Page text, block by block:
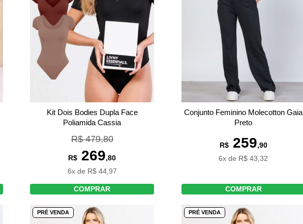
Kit Dois Bodies Dupla Face
Poliamida Cassia
R$ 479,80
R$ 269,80
6x de R$ 44,97
COMPRAR
Conjunto Feminino Molecotton Gaia
Preto
R$259,90
6x de R$ 43,32
COMPRAR
PRÉ VENDA PRÉ VENDA